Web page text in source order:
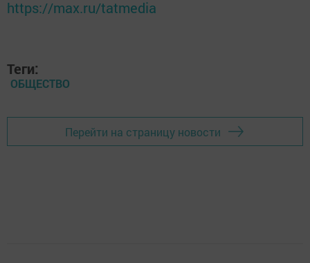
https://max.ru/tatmedia
Теги:
ОБЩЕСТВО
Перейти на страницу новости